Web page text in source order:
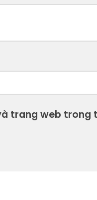
trang web trong